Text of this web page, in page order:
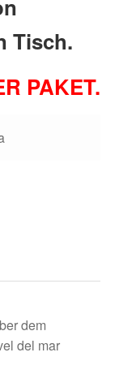
Tisch.
PAKET.
dem
del mar